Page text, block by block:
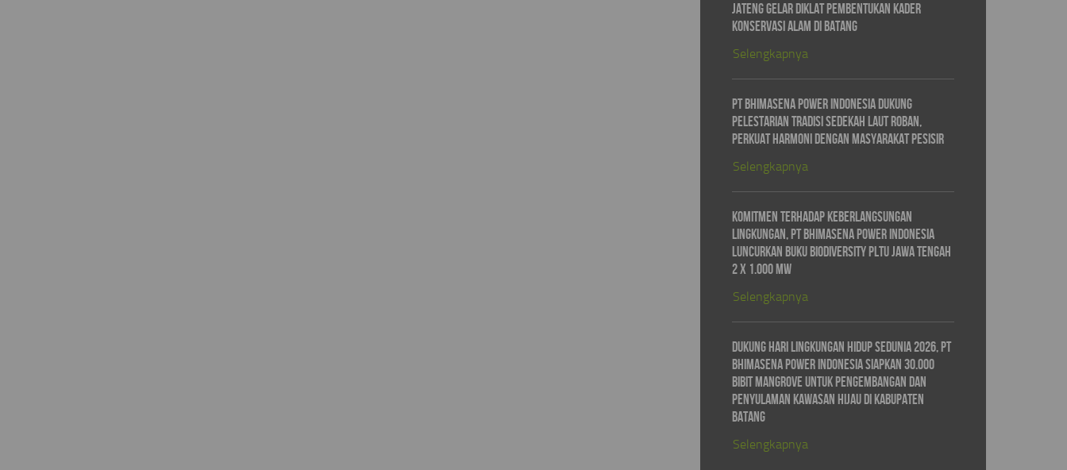
Jateng Gelar Diklat Pembentukan Kader
Konservasi Alam di Batang
Selengkapnya
PT Bhimasena Power Indonesia Dukung
Pelestarian Tradisi Sedekah Laut Roban,
Perkuat Harmoni dengan Masyarakat Pesisir
Selengkapnya
Komitmen Terhadap Keberlangsungan
Lingkungan, PT Bhimasena Power Indonesia
Luncurkan Buku Biodiversity PLTU Jawa Tengah
2 x 1.000 MW
Selengkapnya
Dukung Hari Lingkungan Hidup Sedunia 2026, PT
Bhimasena Power Indonesia Siapkan 30.000
Bibit Mangrove untuk Pengembangan dan
Penyulaman Kawasan Hijau di Kabupaten
Batang
Selengkapnya